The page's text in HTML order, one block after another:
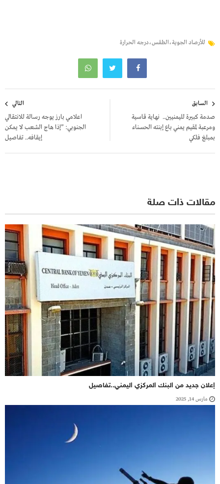
للأرصاد الجوية،الطقس،درجه الحرارة
المقالات
السابق
صدمة كبيرة لليمنيين.. نهاية قاسية
ومرعبة لمقيم يمني باع إبنته الحسناء
بمبلغ فلكي
التالي
اعلامي بارز يوجه رسالة للانتقالي
الجنوبي: ”إذا هاج الشعب لا يمكن
إيقافه.. تفاصيل
مقالات ذات صلة
إعلان جديد من البنك المركزي اليمني..تفاصيل
مارس 14, 2025